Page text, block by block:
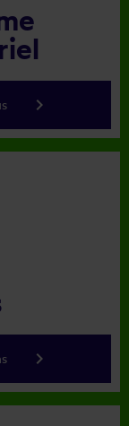
keyboard_arrow_right
keyboard_arrow_right